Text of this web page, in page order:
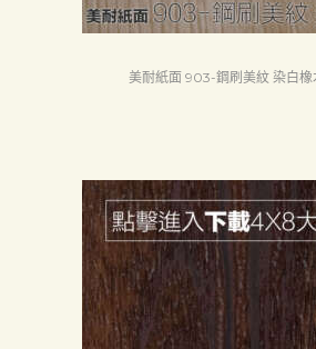
美耐紙面 903-鋼刷美紋 染白橡